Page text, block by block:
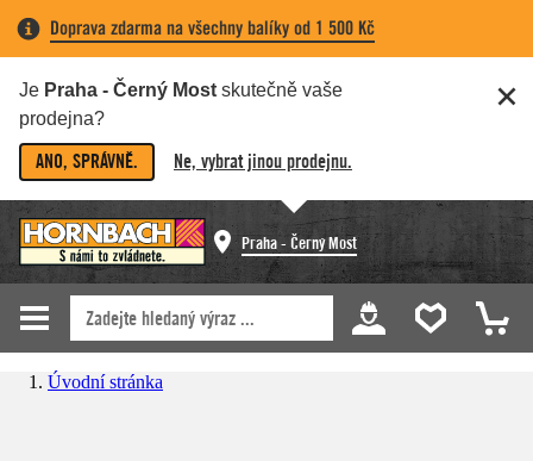
Doprava zdarma na všechny balíky od 1 500 Kč
Je Praha - Černý Most skutečně vaše
prodejna?
ANO, SPRÁVNĚ. Ne, vybrat jinou prodejnu.
Praha - Černý Most
Úvodní stránka